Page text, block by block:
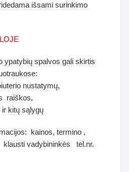
išsami surinkimo
ypatybių spalvos gali skirtis
nustatymų,
raiškos,
kitų sąlygų
kainos, termino ,
klausti vadybininkės tel.nr.